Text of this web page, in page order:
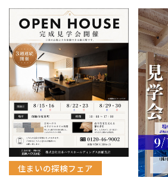
IR情報
木材調達指針
グループ会社紹介
CMギャラリー
採用情報
住まいの探検フェア